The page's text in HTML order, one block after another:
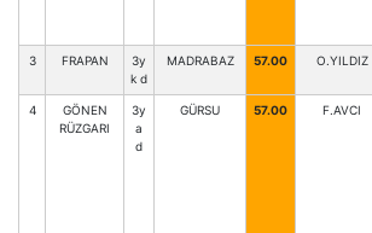
3 FRAPAN
3y
k d
MADRABAZ 57.00 O.YILDIZ
4
GÖNEN
RÜZGARI
3y
a
d
GÜRSU 57.00 F.AVCI